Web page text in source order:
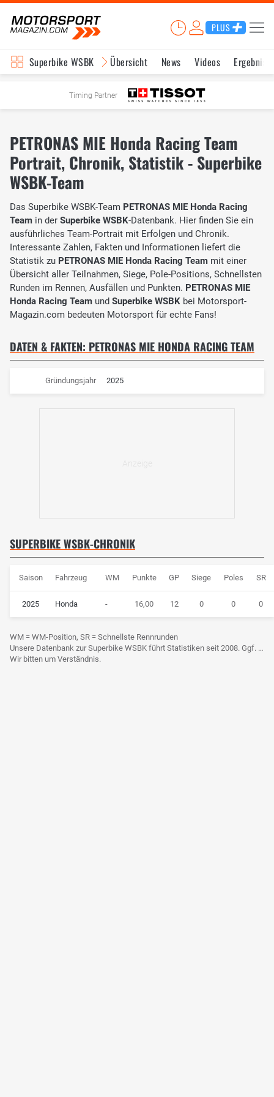
PLUS
Superbike WSBK Übersicht News Videos
Timing Partner
PETRONAS MIE Honda Racing Team
Portrait, Chronik, Statistik - Superbike
WSBK-Team
Das Superbike WSBK-Team PETRONAS MIE Honda Racing
Team in der Superbike WSBK-Datenbank. Hier finden Sie ein
ausführliches Team-Portrait mit Erfolgen und Chronik.
Interessante Zahlen, Fakten und Informationen liefert die
Statistik zu PETRONAS MIE Honda Racing Team mit einer
Übersicht aller Teilnahmen, Siege, Pole-Positions, Schnellsten
Runden im Rennen, Ausfällen und Punkten. PETRONAS MIE
Honda Racing Team und Superbike WSBK bei Motorsport-
Magazin.com bedeuten Motorsport für echte Fans!
DATEN & FAKTEN: PETRONAS MIE HONDA RACING TEAM
Gründungsjahr 2025
SUPERBIKE WSBK-CHRONIK
Saison Fahrzeug WM Punkte GP Siege Poles SR
2025 Honda - 16,00 12 0 0 0
WM = WM-Position, SR = Schnellste Rennrunden
Unsere Datenbank zur Superbike WSBK führt Statistiken seit 2008. Ggf. frühere Daten sind derzeit noch nicht berücksichtigt.
Wir bitten um Verständnis.